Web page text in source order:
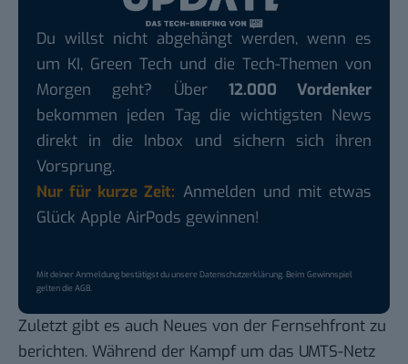
Du willst nicht abgehängt werden, wenn es
um KI, Green Tech und die Tech-Themen von
Morgen geht? Über 12.000 Vordenker
bekommen jeden Tag die wichtigsten News
direkt in die Inbox und sichern sich ihren
Vorsprung.
Nur für kurze Zeit: Anmelden und mit etwas
Glück Apple AirPods gewinnen!
Mit deiner Anmeldung bestätigst du unsereDatenschutzerklärung. Beim Gewinnspiel
gelten dieAGB.
Zuletzt gibt es auch Neues von der Fernsehfront zu
berichten. Während der Kampf um das UMTS-Netz